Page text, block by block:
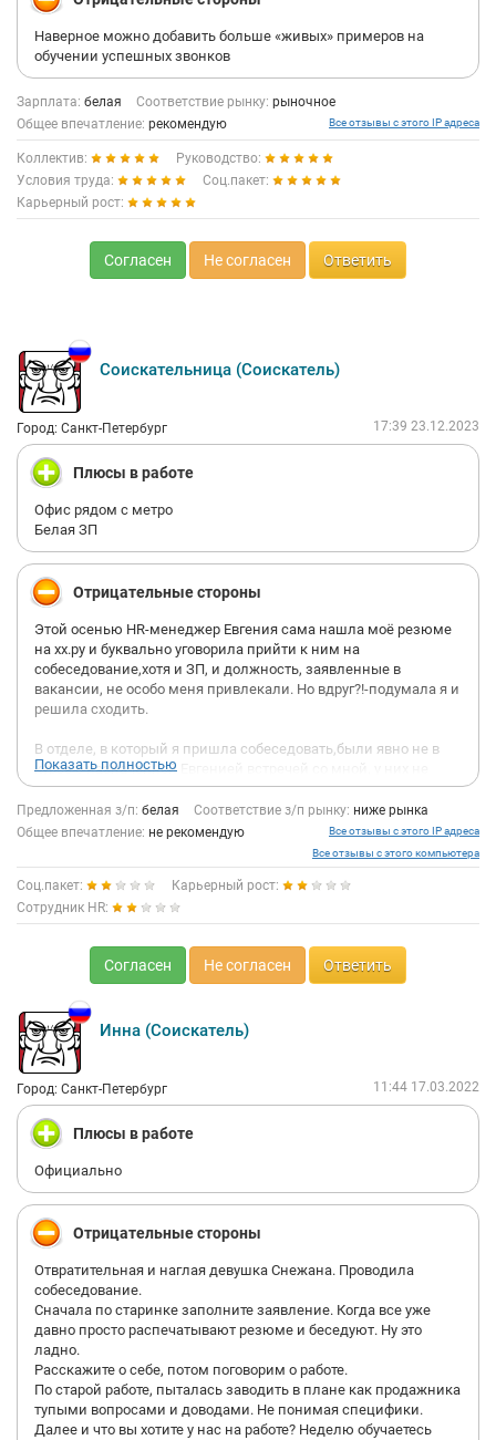
Наверное можно добавить больше «живых» примеров на
обучении успешных звонков
Зарплата: белая Соответствие рынку: рыночное
Общее впечатление: рекомендую Все отзывы с этого IP адреса
Коллектив:
Руководство:
Условия труда:
Соц.пакет:
Карьерный рост:
Согласен Не согласен Ответить
Соискательница (Соискатель)
Город: Санкт-Петербург 17:39 23.12.2023
Плюсы в работе
Офис рядом с метро
Белая ЗП
Отрицательные стороны
Этой осенью HR-менеджер Евгения сама нашла моё резюме
на хх.ру и буквально уговорила прийти к ним на
собеседование,хотя и ЗП, и должность, заявленные в
вакансии, не особо меня привлекали. Но вдруг?!-подумала я и
решила сходить.
В отделе, в который я пришла собеседовать,были явно не в
курсе о назначенной Евгенией встречей со мной, у них не
было даже моего резюме. Зато дали анкету на 100500 листов,
в которой соискателю предлагается простодушно выложить
все свои мысли,чувства и планы...тут-то я и поняла,что целью
приглашения было подробнейшее анкетирование…что ж –
старо ,как мир, но всё равно неожиданно и неприятно.
Женщина,которая со мной собеседовала, делала это на явное
«отвали»: задала несколько дежурных вопросов (типа причин
ухода с прошлого места и ожиданий от новой работы), причем
сразу дала понять, что если они не перезвонят завтра –
дальше можно не ждать.
Атмосфера в организации угнетающе-тоскливая. В отделе,где
была я,стояла гробовая тишина, сотрудницы произвели
забитое,затюканное впечатление. И ,главное,они даже
«козырять» ничем не пытались, кроме белой ЗП в 48
тыс.руб….))В общем,никому не рекоменюу терять время на эту
контору.
Показать полностью
Предложенная з/п: белая Соответствие з/п рынку: ниже рынка
Общее впечатление: не рекомендую
Все отзывы с этого IP адреса
Все отзывы с этого компьютера
Соц.пакет:
Карьерный рост:
Сотрудник HR:
Согласен Не согласен Ответить
Инна (Соискатель)
Город: Санкт-Петербург 11:44 17.03.2022
Плюсы в работе
Официально
Отрицательные стороны
Отвратительная и наглая девушка Снежана. Проводила
собеседование.
Сначала по старинке заполните заявление. Когда все уже
давно просто распечатывают резюме и беседуют. Ну это
ладно.
Расскажите о себе, потом поговорим о работе.
По старой работе, пыталась заводить в плане как продажника
тупыми вопросами и доводами. Не понимая специфики.
Далее и что вы хотите у нас на работе? Неделю обучаетесь